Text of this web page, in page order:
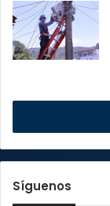
Síguenos